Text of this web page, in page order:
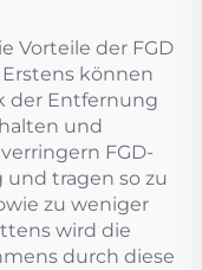
Vorteile der FGD
können
der Entfernung
und
FGD-
tragen so zu
zu weniger
wird die
durch diese